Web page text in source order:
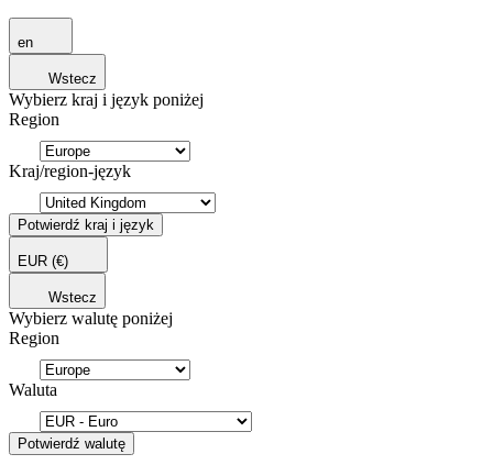
en
Wstecz
Wybierz kraj i język poniżej
Region
Kraj/region-język
Potwierdź kraj i język
EUR (€)
Wstecz
Wybierz walutę poniżej
Region
Waluta
Potwierdź walutę